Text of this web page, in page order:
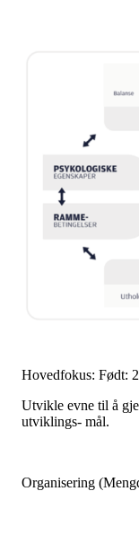
Hovedfokus: Født:
Utvikle evne til å
utviklings- mål.
Organisering